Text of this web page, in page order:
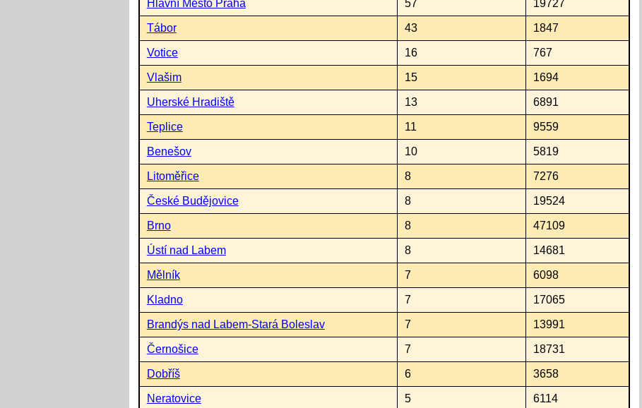
Hlavní Město Praha 57 19727
Tábor 43 1847
Votice 16 767
Vlašim 15 1694
Uherské Hradiště 13 6891
Teplice 11 9559
Benešov 10 5819
Litoměřice 8 7276
České Budějovice 8 19524
Brno 8 47109
Ústí nad Labem 8 14681
Mělník 7 6098
Kladno 7 17065
Brandýs nad Labem-Stará Boleslav 7 13991
Černošice 7 18731
Dobříš 6 3658
Neratovice 5 6114